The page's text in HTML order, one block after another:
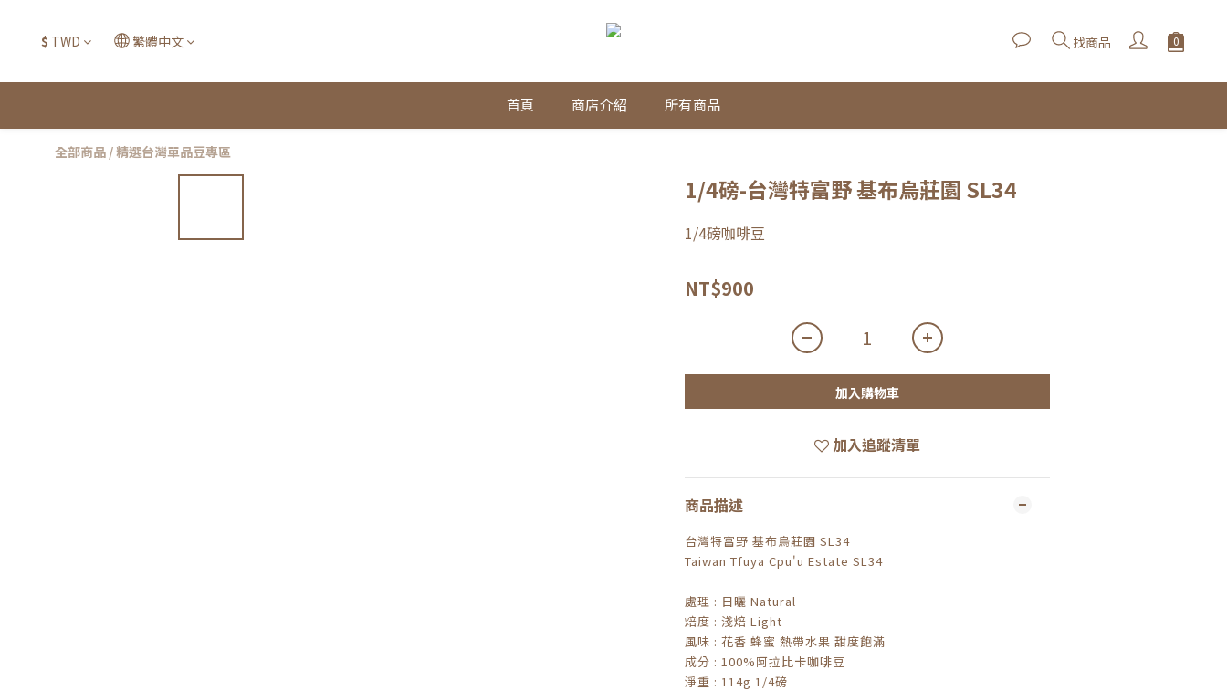
$ TWD 繁體中文 找商品
首頁 商店介紹 所有商品
全部商品 /精選台灣單品豆專區
1/4磅-台灣特富野 基布烏莊園 SL34
1/4磅咖啡豆
NT$900
加入購物車
加入追蹤清單
商品描述
台灣特富野 基布烏莊園 SL34
Taiwan Tfuya Cpu'u Estate SL34
處理 : 日曬 Natural
焙度 : 淺焙 Light
風味 : 花香 蜂蜜 熱帶水果 甜度飽滿
成分 : 100%阿拉比卡咖啡豆
淨重 : 114g 1/4磅